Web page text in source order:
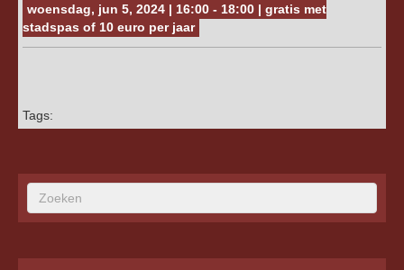
woensdag, jun 5, 2024 | 16:00 - 18:00 | gratis met
stadspas of 10 euro per jaar
Tags: